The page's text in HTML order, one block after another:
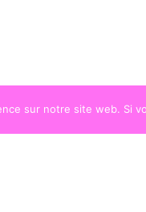
sur notre site web. Si